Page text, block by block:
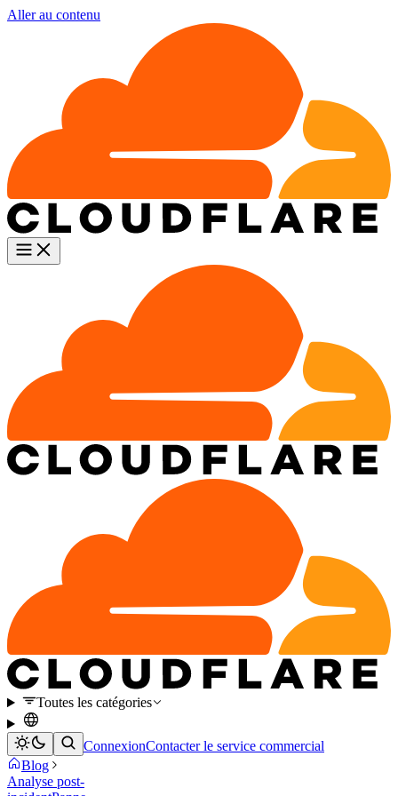
Aller au contenu
Toutes les catégories
ConnexionContacter le service commercial
Blog
Analyse post-